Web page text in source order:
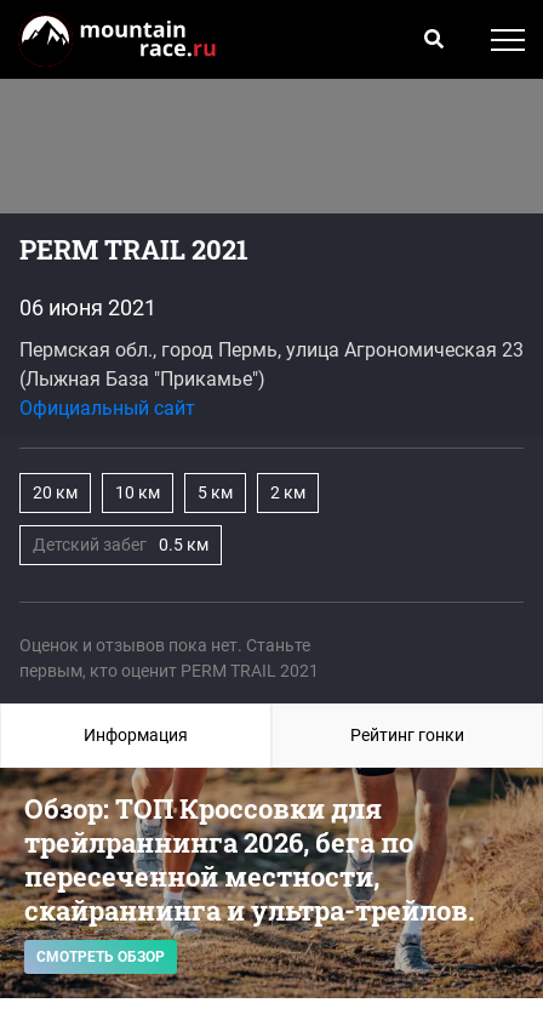
PERM TRAIL 2021
Оценок и отзывов пока нет. Станьте
первым, кто оценит PERM TRAIL 2021
06 июня 2021
Пермская обл., город Пермь, улица Агрономическая 23
(Лыжная База "Прикамье")
Официальный сайт
20 км 10 км 5 км 2 км
Детский забег 0.5 км
Обзор: ТОП Кроссовки для
трейлраннинга 2026, бега по
пересеченной местности,
скайраннинга и ультра-трейлов.
СМОТРЕТЬ ОБЗОР
Информация Рейтинг гонки